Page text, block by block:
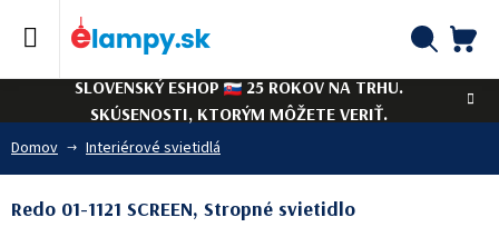
SLOVENSKÝ ESHOP
25 ROKOV NA TRHU.
SKÚSENOSTI, KTORÝM MÔŽETE VERIŤ.
Domov Interiérové svietidlá
Redo 01-1121 SCREEN, Stropné svietidlo